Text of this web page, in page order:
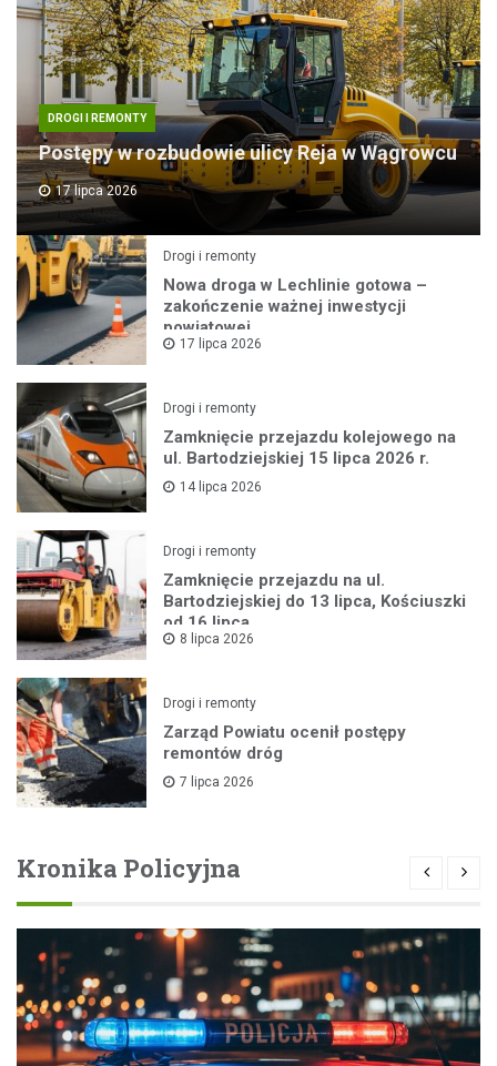
DROGI I REMONTY
Postępy w rozbudowie ulicy Reja w Wągrowcu
17 lipca 2026
Drogi i remonty
Nowa droga w Lechlinie gotowa –
zakończenie ważnej inwestycji
powiatowej
17 lipca 2026
Drogi i remonty
Zamknięcie przejazdu kolejowego na
ul. Bartodziejskiej 15 lipca 2026 r.
14 lipca 2026
Drogi i remonty
Zamknięcie przejazdu na ul.
Bartodziejskiej do 13 lipca, Kościuszki
od 16 lipca
8 lipca 2026
Drogi i remonty
Zarząd Powiatu ocenił postępy
remontów dróg
7 lipca 2026
Kronika Policyjna